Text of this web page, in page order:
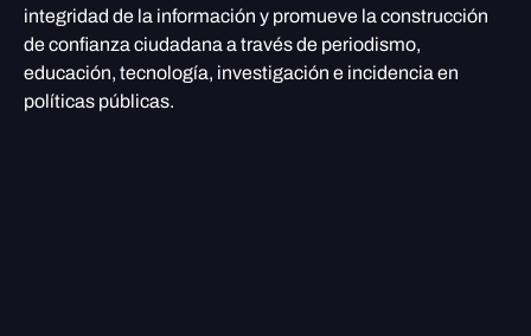
integridad de la información y promueve la construcción
de confianza ciudadana a través de periodismo,
educación, tecnología, investigación e incidencia en
políticas públicas.